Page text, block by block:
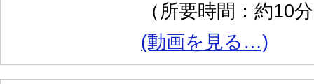
（所要時間：約10
(動画を見る…)